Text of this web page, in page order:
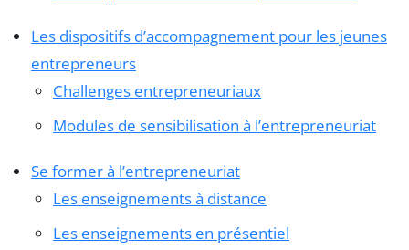
Les dispositifs d’accompagnement pour les jeunes
entrepreneurs
Challenges entrepreneuriaux
Modules de sensibilisation à l’entrepreneuriat
Se former à l’entrepreneuriat
Les enseignements à distance
Les enseignements en présentiel